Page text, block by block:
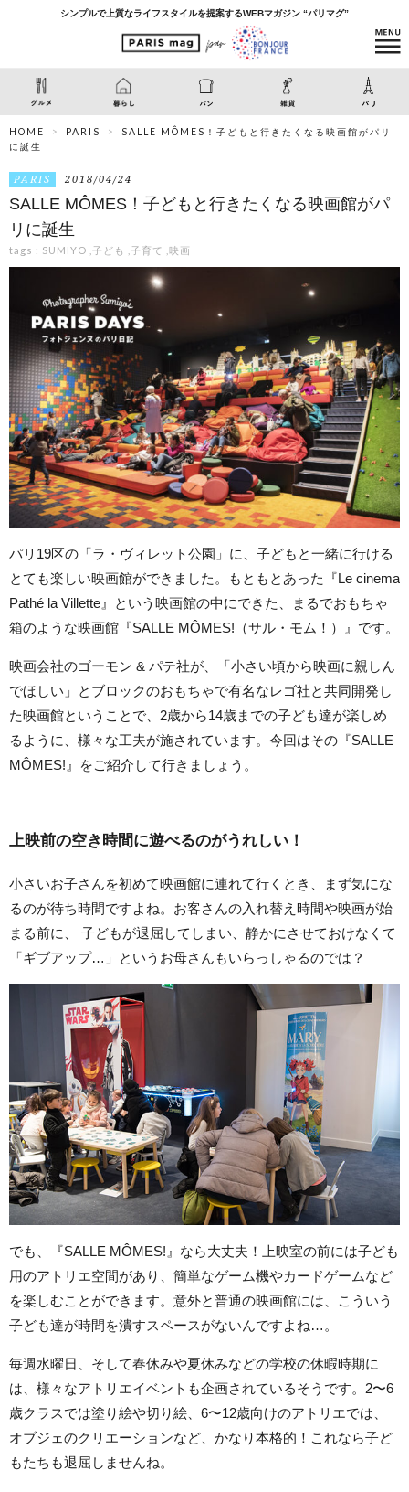
シンプルで上質なライフスタイルを提案するWEBマガジン “パリマグ”
HOME PARIS
SALLE MÔMES！子どもと行きたくなる映画館がパリ
に誕生
PARIS 2018/04/24
SALLE MÔMES！子どもと行きたくなる映画館がパ
リに誕生
tags : SUMIYO 子ども 子育て 映画
パリ19区の「ラ・ヴィレット公園」に、子どもと一緒に行ける
とても楽しい映画館ができました。もともとあった『Le cinema
Pathé la Villette』という映画館の中にできた、まるでおもちゃ
箱のような映画館『SALLE MÔMES!（サル・モム！）』です。
映画会社のゴーモン & パテ社が、「小さい頃から映画に親しん
でほしい」とブロックのおもちゃで有名なレゴ社と共同開発し
た映画館ということで、2歳から14歳までの子ども達が楽しめ
るように、様々な工夫が施されています。今回はその『SALLE
MÔMES!』をご紹介して行きましょう。
上映前の空き時間に遊べるのがうれしい！
小さいお子さんを初めて映画館に連れて行くとき、まず気にな
るのが待ち時間ですよね。お客さんの入れ替え時間や映画が始
まる前に、 子どもが退屈してしまい、静かにさせておけなくて
「ギブアップ…」というお母さんもいらっしゃるのでは？
でも、『SALLE MÔMES!』なら大丈夫！上映室の前には子ども
用のアトリエ空間があり、簡単なゲーム機やカードゲームなど
を楽しむことができます。意外と普通の映画館には、こういう
子ども達が時間を潰すスペースがないんですよね…。
毎週水曜日、そして春休みや夏休みなどの学校の休暇時期に
は、様々なアトリエイベントも企画されているそうです。2〜6
歳クラスでは塗り絵や切り絵、6〜12歳向けのアトリエでは、
オブジェのクリエーションなど、かなり本格的！これなら子ど
もたちも退屈しませんね。